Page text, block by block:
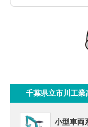
千葉県立市川工
小型車両